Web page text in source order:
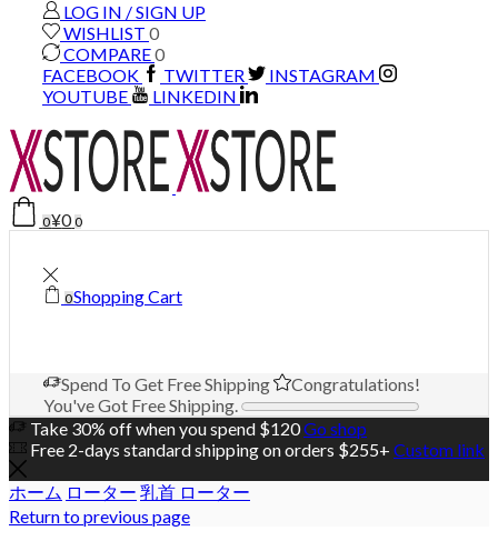
LOG IN / SIGN UP
WISHLIST 0
COMPARE0
FACEBOOK
TWITTER
INSTAGRAM
YOUTUBE
LINKEDIN
0¥0 0
0Shopping Cart
Spend To Get Free Shipping
Congratulations!
You've Got Free Shipping.
Take 30% off when you spend $120Go shop
Free 2-days standard shipping on orders $255+ Custom link
ホーム ローター 乳首 ローター
Return to previous page